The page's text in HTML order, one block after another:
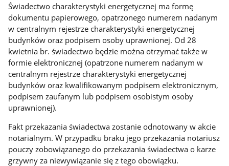
Świadectwo charakterystyki energetycznej ma formę
dokumentu papierowego, opatrzonego numerem nadanym
w centralnym rejestrze charakterystyki energetycznej
budynków oraz podpisem osoby uprawnionej. Od 28
kwietnia br. świadectwo będzie można otrzymać także w
formie elektronicznej (opatrzone numerem nadanym w
centralnym rejestrze charakterystyki energetycznej
budynków oraz kwalifikowanym podpisem elektronicznym,
podpisem zaufanym lub podpisem osobistym osoby
uprawnionej).
Fakt przekazania świadectwa zostanie odnotowany w akcie
notarialnym. W przypadku braku jego przekazania notariusz
pouczy zobowiązanego do przekazania świadectwa o karze
grzywny za niewywiązanie się z tego obowiązku.